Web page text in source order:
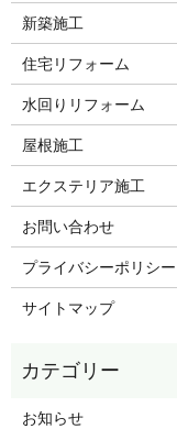
新築施工
住宅リフォーム
水回りリフォーム
屋根施工
エクステリア施工
お問い合わせ
プライバシーポリシー
サイトマップ
お知らせ